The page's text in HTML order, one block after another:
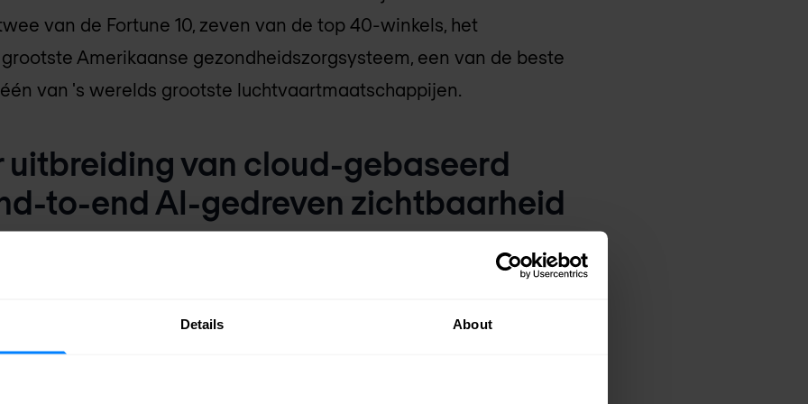
Details About
van de Fortune 10, zeven van de top 40-winkels, het
Amerikaanse gezondheidszorgsysteem, een van de beste
van 's werelds grootste luchtvaartmaatschappijen.
uitbreiding van cloud-gebaseerd
to-end AI-gedreven zichtbaarheid
van Juniper in het snelgroeiende, door de cloud
de draadloze netwerkmarkt versterken. Verder stelt de deal Juniper
het end-to-end enterprise netwerk (van toegang tot het WAN) om
software gedefinieerde en sterk gedifferentieerde